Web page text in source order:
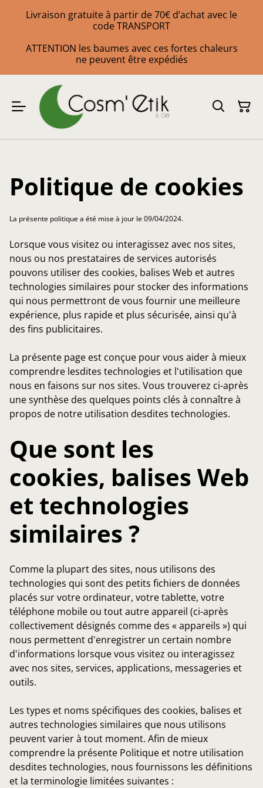
Livraison gratuite à partir de 70€ d’achat avec le
code TRANSPORT
ATTENTION les baumes avec ces fortes chaleurs
ne peuvent être expédiés
Politique de cookies
La présente politique a été mise à jour le 09/04/2024.
Lorsque vous visitez ou interagissez avec nos sites,
nous ou nos prestataires de services autorisés
pouvons utiliser des cookies, balises Web et autres
technologies similaires pour stocker des informations
qui nous permettront de vous fournir une meilleure
expérience, plus rapide et plus sécurisée, ainsi qu'à
des fins publicitaires.
La présente page est conçue pour vous aider à mieux
comprendre lesdites technologies et l'utilisation que
nous en faisons sur nos sites. Vous trouverez ci-après
une synthèse des quelques points clés à connaître à
propos de notre utilisation desdites technologies.
Que sont les
cookies, balises Web
et technologies
similaires ?
Comme la plupart des sites, nous utilisons des
technologies qui sont des petits fichiers de données
placés sur votre ordinateur, votre tablette, votre
téléphone mobile ou tout autre appareil (ci-après
collectivement désignés comme des « appareils ») qui
nous permettent d'enregistrer un certain nombre
d'informations lorsque vous visitez ou interagissez
avec nos sites, services, applications, messageries et
outils.
Les types et noms spécifiques des cookies, balises et
autres technologies similaires que nous utilisons
peuvent varier à tout moment. Afin de mieux
comprendre la présente Politique et notre utilisation
desdites technologies, nous fournissons les définitions
et la terminologie limitées suivantes :